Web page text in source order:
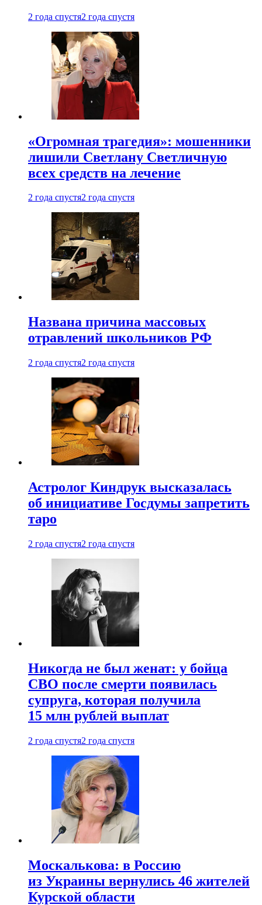
2 года спустя2 года спустя
«Огромная трагедия»: мошенники
лишили Светлану Светличную
всех средств на лечение
2 года спустя2 года спустя
Названа причина массовых
отравлений школьников РФ
2 года спустя2 года спустя
Астролог Киндрук высказалась
об инициативе Госдумы запретить
таро
2 года спустя2 года спустя
Никогда не был женат: у бойца
СВО после смерти появилась
супруга, которая получила
15 млн рублей выплат
2 года спустя2 года спустя
Москалькова: в Россию
из Украины вернулись 46 жителей
Курской области